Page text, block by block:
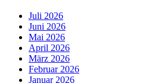
Juli 2026
Juni 2026
Mai 2026
April 2026
März 2026
Februar 2026
Januar 2026